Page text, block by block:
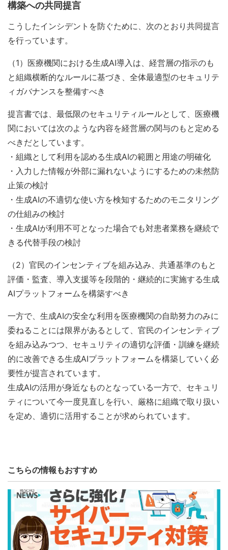
構築への共同提言
こうしたインシデントを防ぐために、次のとおり共同提言
を行っています。
（1）医療機関における生成AI導入は、経営層の指示のも
と組織横断的なルールに基づき、全体最適型のセキュリテ
ィガバナンスを整備すべき
提言書では、最低限のセキュリティルールとして、医療機
関においては次のような内容を経営層の関与のもと定める
べきだとしています。
・組織として利用を認める生成AIの範囲と用途の明確化
・入力した情報が外部に漏れないようにするための未然防
止策の検討
・生成AIの不適切な使い方を検知するためのモニタリング
の仕組みの検討
・生成AIが利用不可となった場合でも対患者業務を継続で
きる代替手段の検討
（2）官民のインセンティブを組み込み、共通基準のもと
評価・監査、導入支援等を段階的・継続的に実施する生成
AIプラットフォームを構築すべき
一方で、生成AIの安全な利用を医療機関の自助努力のみに
委ねることには限界があるとして、官民のインセンティブ
を組み込みつつ、セキュリティの適切な評価・訓練を継続
的に改善できる生成AIプラットフォームを構築していく必
要性が提言されています。
生成AIの活用が身近なものとなっている一方で、セキュリ
ティについて今一度見直しを行い、厳格に組織で取り扱い
を定め、適切に活用することが求められています。
こちらの情報もおすすめ